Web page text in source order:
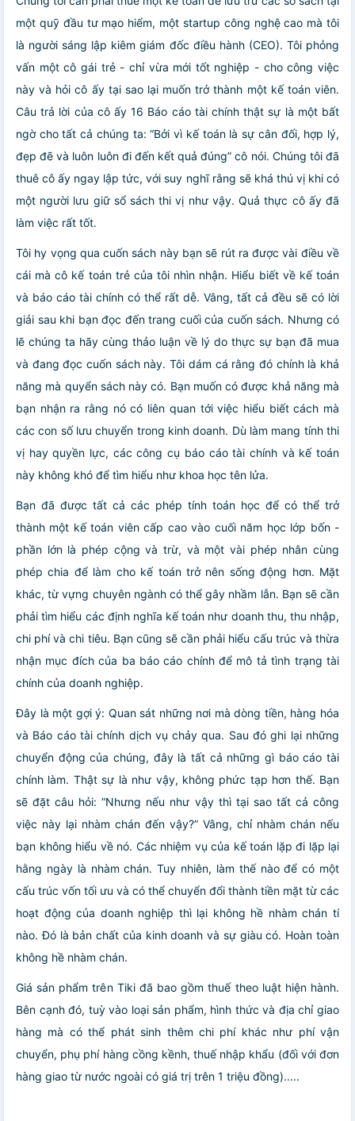
một quỹ đầu tư mạo hiểm, một startup công nghệ cao mà tôi
là người sáng lập kiêm giám đốc điều hành (CEO). Tôi phỏng
vấn một cô gái trẻ - chỉ vừa mới tốt nghiệp - cho công việc
này và hỏi cô ấy tại sao lại muốn trở thành một kế toán viên.
Câu trả lời của cô ấy 16 Báo cáo tài chính thật sự là một bất
ngờ cho tất cả chúng ta: “Bởi vì kế toán là sự cân đối, hợp lý,
đẹp đẽ và luôn luôn đi đến kết quả đúng” cô nói. Chúng tôi đã
thuê cô ấy ngay lập tức, với suy nghĩ rằng sẽ khá thú vị khi có
một người lưu giữ sổ sách thi vị như vậy. Quả thực cô ấy đã
làm việc rất tốt.
Tôi hy vọng qua cuốn sách này bạn sẽ rút ra được vài điều về
cái mà cô kế toán trẻ của tôi nhìn nhận. Hiểu biết về kế toán
và báo cáo tài chính có thể rất dễ. Vâng, tất cả đều sẽ có lời
giải sau khi bạn đọc đến trang cuối của cuốn sách. Nhưng có
lẽ chúng ta hãy cùng thảo luận về lý do thực sự bạn đã mua
và đang đọc cuốn sách này. Tôi dám cá rằng đó chính là khả
năng mà quyển sách này có. Bạn muốn có được khả năng mà
bạn nhận ra rằng nó có liên quan tới việc hiểu biết cách mà
các con số lưu chuyển trong kinh doanh. Dù làm mang tính thi
vị hay quyền lực, các công cụ báo cáo tài chính và kế toán
này không khó để tìm hiểu như khoa học tên lửa.
Bạn đã được tất cả các phép tính toán học để có thể trở
thành một kế toán viên cấp cao vào cuối năm học lớp bốn -
phần lớn là phép cộng và trừ, và một vài phép nhân cùng
phép chia để làm cho kế toán trở nên sống động hơn. Mặt
khác, từ vựng chuyên ngành có thể gây nhầm lẫn. Bạn sẽ cần
phải tìm hiểu các định nghĩa kế toán như doanh thu, thu nhập,
chi phí và chi tiêu. Bạn cũng sẽ cần phải hiểu cấu trúc và thừa
nhận mục đích của ba báo cáo chính để mô tả tình trạng tài
chính của doanh nghiệp.
Đây là một gợi ý: Quan sát những nơi mà dòng tiền, hàng hóa
và Báo cáo tài chính dịch vụ chảy qua. Sau đó ghi lại những
chuyển động của chúng, đây là tất cả những gì báo cáo tài
chính làm. Thật sự là như vậy, không phức tạp hơn thế. Bạn
sẽ đặt câu hỏi: “Nhưng nếu như vậy thì tại sao tất cả công
việc này lại nhàm chán đến vậy?” Vâng, chỉ nhàm chán nếu
bạn không hiểu về nó. Các nhiệm vụ của kế toán lặp đi lặp lại
hằng ngày là nhàm chán. Tuy nhiên, làm thế nào để có một
cấu trúc vốn tối ưu và có thể chuyển đổi thành tiền mặt từ các
hoạt động của doanh nghiệp thì lại không hề nhàm chán tí
nào. Đó là bản chất của kinh doanh và sự giàu có. Hoàn toàn
không hề nhàm chán.
Giá sản phẩm trên Tiki đã bao gồm thuế theo luật hiện hành.
Bên cạnh đó, tuỳ vào loại sản phẩm, hình thức và địa chỉ giao
hàng mà có thể phát sinh thêm chi phí khác như phí vận
chuyển, phụ phí hàng cồng kềnh, thuế nhập khẩu (đối với đơn
hàng giao từ nước ngoài có giá trị trên 1 triệu đồng).....